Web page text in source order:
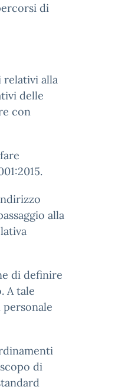
di
relativi alla
delle
con
alla
di definire
A tale
di